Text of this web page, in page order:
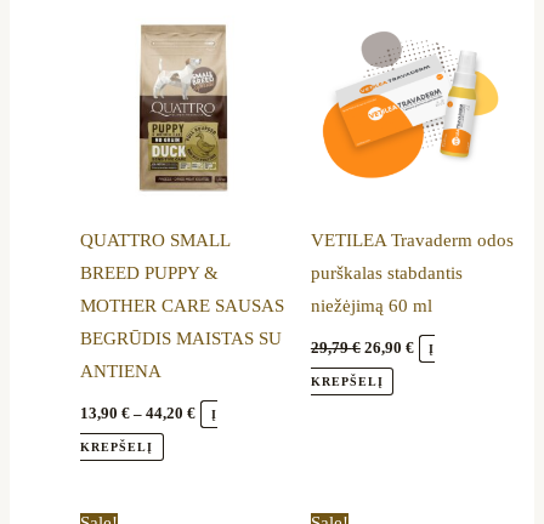
QUATTRO SMALL
BREED PUPPY &
MOTHER CARE SAUSAS
BEGRŪDIS MAISTAS SU
ANTIENA
13,90€ – 44,20€
44,20 €
Į
KREPŠELĮ
multiple
variants.
The
options
may
chosen
on
the
product
VETILEA Travaderm odos
purškalas stabdantis
niežėjimą 60 ml
29,79€ 26,90 € Į
KREPŠELĮ